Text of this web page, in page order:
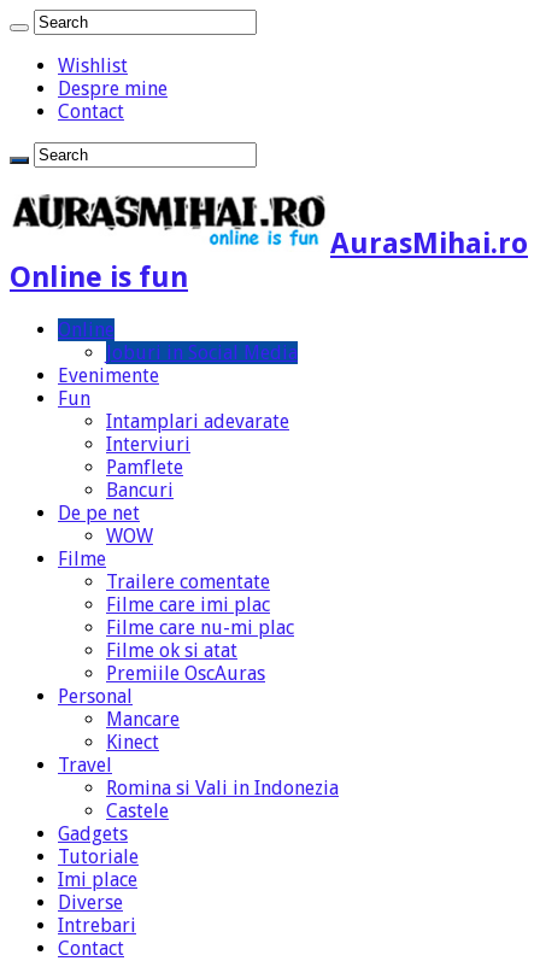
Wishlist
Despre mine
Contact
AurasMihai.ro
Online is fun
Online
Joburi in Social Media
Evenimente
Fun
Intamplari adevarate
Interviuri
Pamflete
Bancuri
De pe net
WOW
Filme
Trailere comentate
Filme care imi plac
Filme care nu-mi plac
Filme ok si atat
Premiile OscAuras
Personal
Mancare
Kinect
Travel
Romina si Vali in Indonezia
Castele
Gadgets
Tutoriale
Imi place
Diverse
Intrebari
Contact